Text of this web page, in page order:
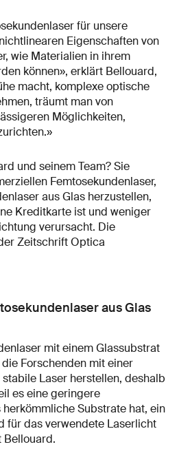
für unsere
Eigenschaften von
wie Materialien in ihrem
können», erklärt Bellouard,
macht, komplexe optische
träumt man von
Möglichkeiten,
und seinem Team? Sie
Femtosekundenlaser,
aus Glas herzustellen,
Kreditkarte ist und weniger
verursacht. Die
Zeitschrift Optica
aus Glas
mit einem Glassubstrat
Forschenden mit einer
Laser herstellen, deshalb
es eine geringere
Substrate hat, ein
für das verwendete Laserlicht
Bellouard.